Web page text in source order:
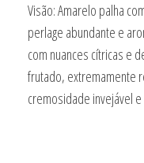
em
avaliação de
cliente
Visão: Amarelo palha
perlage abundante e
com nuances cítricas e
frutado, extremamente
cremosidade invejável